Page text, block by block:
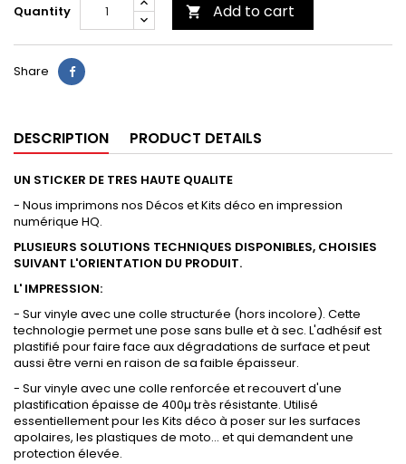
Quantity  Add to cart
Share
DESCRIPTION PRODUCT DETAILS
UN STICKER DE TRES HAUTE QUALITE
- Nous imprimons nos Décos et Kits déco en impression
numérique HQ.
PLUSIEURS SOLUTIONS TECHNIQUES DISPONIBLES, CHOISIES
SUIVANT L'ORIENTATION DU PRODUIT.
L' IMPRESSION:
- Sur vinyle avec une colle structurée (hors incolore). Cette
technologie permet une pose sans bulle et à sec. L'adhésif est
plastifié pour faire face aux dégradations de surface et peut
aussi être verni en raison de sa faible épaisseur.
- Sur vinyle avec une colle renforcée et recouvert d'une
plastification épaisse de 400µ très résistante. Utilisé
essentiellement pour les Kits déco à poser sur les surfaces
apolaires, les plastiques de moto... et qui demandent une
protection élevée.